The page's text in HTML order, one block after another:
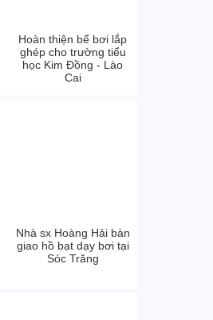
Hoàn thiện bể bơi lắp
ghép cho trường tiểu
học Kim Đồng - Lào
Cai
Nhà sx Hoàng Hải bàn
giao hồ bạt dạy bơi tại
Sóc Trăng